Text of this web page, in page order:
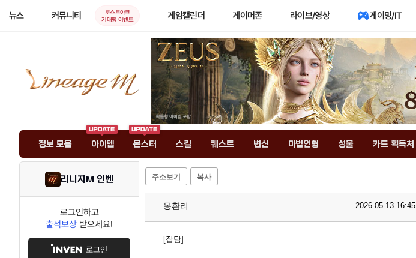
뉴스 커뮤니티
로스트아크
기대평 이벤트
게임캘린더 게이머존 라이브/영상 게이밍/IT
정보 모음 아이템 몬스터 스킬 퀘스트 변신 마법인형 성물 카드 획득처
리니지M 인벤
로그인하고
출석보상 받으세요!
로그인
주소보기 복사
몽환리 2026-05-13 16:45
[잡담]